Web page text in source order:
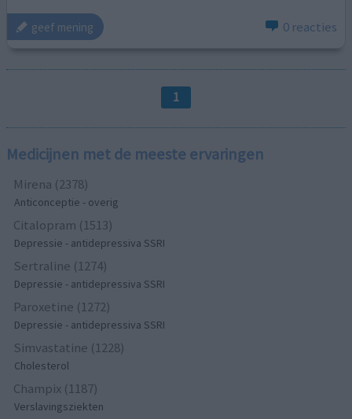
geef mening 0 reacties
1
Medicijnen met de meeste ervaringen
Mirena (2378)
Anticonceptie - overig
Citalopram (1513)
Depressie - antidepressiva SSRI
Sertraline (1274)
Depressie - antidepressiva SSRI
Paroxetine (1272)
Depressie - antidepressiva SSRI
Simvastatine (1228)
Cholesterol
Champix (1187)
Verslavingsziekten